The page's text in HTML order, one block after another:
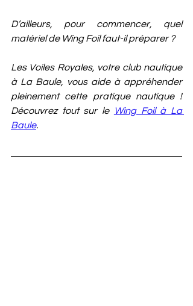
D’ailleurs, pour commencer, quel
matériel de Wing Foil faut-il préparer ?
Les Voiles Royales, votre club nautique
à La Baule, vous aide à appréhender
pleinement cette pratique nautique !
Découvrez tout sur le Wing Foil à La
Baule.